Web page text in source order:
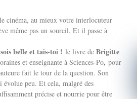
cinéma, au mieux votre interlocuteur
même pas un sourcil. Et il passe à
belle et tais-toi ! le livre de Brigitte
et enseignante à Sciences-Po, pour
fait le tour de la question. Son
évolue peu. Et cela, malgré des
précise et nourrie pour être